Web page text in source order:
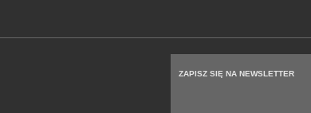
ZAPISZ SIĘ NA NEWSLETTER